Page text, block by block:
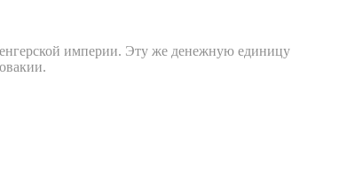
империи. Эту же денежную единицу